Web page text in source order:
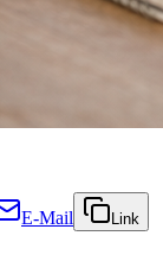
E-Mail Link